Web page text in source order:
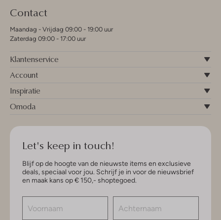
Contact
Maandag - Vrijdag 09:00 - 19:00 uur
Zaterdag 09:00 - 17:00 uur
Klantenservice
Account
Inspiratie
Omoda
Let's keep in touch!
Blijf op de hoogte van de nieuwste items en exclusieve
deals, speciaal voor jou. Schrijf je in voor de nieuwsbrief
en maak kans op € 150,- shoptegoed.